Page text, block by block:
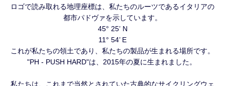
ロゴで読み取れる地理座標は、私たちのルーツであるイタリアの
都市パドヴァを示しています。
45° 25’ N
11° 54’ E
これが私たちの領土であり、私たちの製品が生まれる場所です。
"PH - PUSH HARD"は、2015年の夏に生まれました。
私たちは、これまで当然とされていた古典的なサイクリングウェ